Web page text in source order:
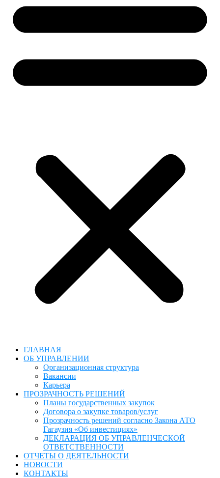
ГЛАВНАЯ
ОБ УПРАВЛЕНИИ
Организационная структура
Вакансии
Карьера
ПРОЗРАЧНОСТЬ РЕШЕНИЙ
Планы государственных закупок
Договора о закупке товаров/услуг
Прозрачность решений согласно Закона АТО
Гагаузия «Об инвестициях»
ДЕКЛАРАЦИЯ ОБ УПРАВЛЕНЧЕСКОЙ
ОТВЕТСТВЕННОСТИ
ОТЧЕТЫ О ДЕЯТЕЛЬНОСТИ
НОВОСТИ
КОНТАКТЫ